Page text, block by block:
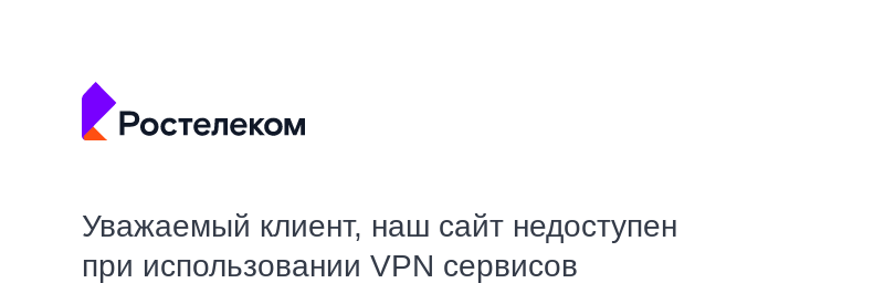
Уважаемый клиент, наш сайт недоступен
при использовании VPN сервисов